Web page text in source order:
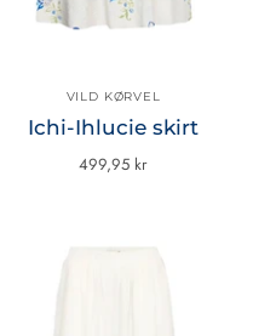
VILD KØRVEL
Ichi-Ihlucie skirt
499,95 kr